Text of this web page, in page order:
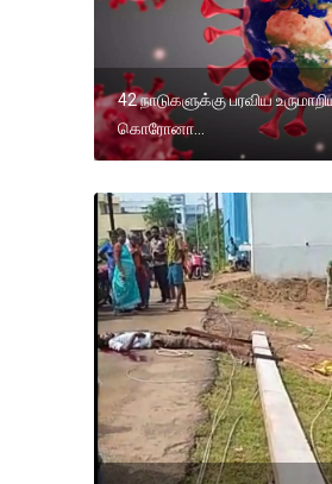
42 நாடுகளுக்கு பரவிய
கொரோனா...